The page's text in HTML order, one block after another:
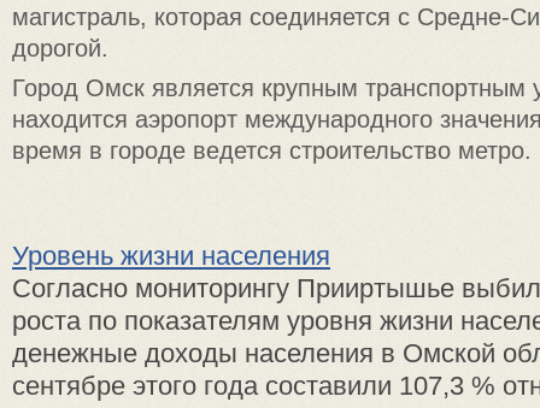
магистраль, которая соединяется с Средне-
дорогой.
Город Омск является крупным транспортным
находится аэропорт международного
время в городе ведется строительство метро.
Уровень жизни населения
Согласно мониторингу Прииртышье
роста по показателям уровня жизни
денежные доходы населения в Омской
сентябре этого года составили 107,3 %